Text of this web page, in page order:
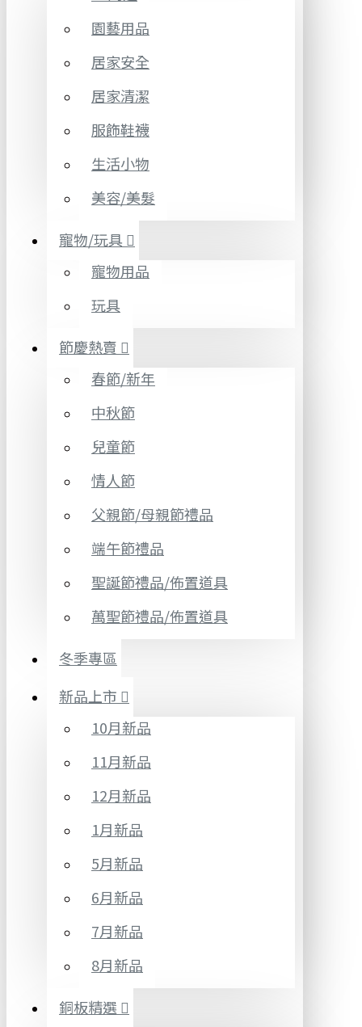
園藝用品
居家安全
居家清潔
服飾鞋襪
生活小物
美容/美髮
寵物/玩具
寵物用品
玩具
節慶熱賣
春節/新年
中秋節
兒童節
情人節
父親節/母親節禮品
端午節禮品
聖誕節禮品/佈置道具
萬聖節禮品/佈置道具
冬季專區
新品上市
10月新品
11月新品
12月新品
1月新品
5月新品
6月新品
7月新品
8月新品
銅板精選